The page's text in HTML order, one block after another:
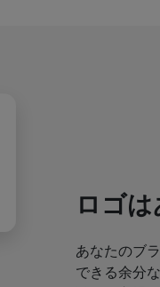
ロゴ
あなたのブ
できる余分